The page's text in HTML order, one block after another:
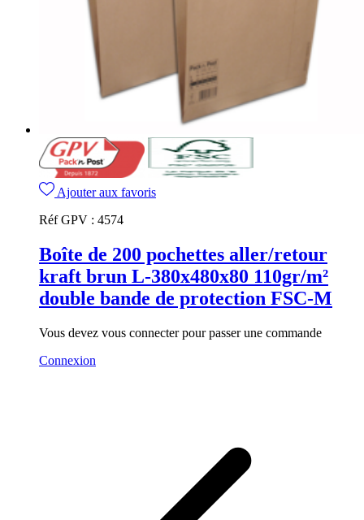
Ajouter aux favoris
Réf GPV : 4574
Boîte de 200 pochettes aller/retour
kraft brun L-380x480x80 110gr/m²
double bande de protection FSC-M
Vous devez vous connecter pour passer une commande
Connexion